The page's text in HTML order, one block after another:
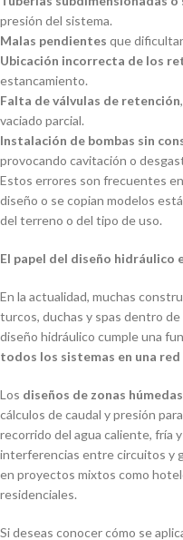
presión del sistema.
Malas pendientes que
Ubicación incorrecta de los
estancamiento.
Falta de válvulas de retención
vaciado parcial.
Instalación de bombas sin
provocando cavitación o
Estos errores son frecuentes
diseño o se copian modelos
del terreno o del tipo de uso.
El papel del diseño hidráulico
En la actualidad, muchas
turcos, duchas y spas dentro de
diseño hidráulico cumple una
todos los sistemas en una
Los diseños de zonas húmedas
cálculos de caudal y presión
recorrido del agua caliente, fría
interferencias entre circuitos y
en proyectos mixtos como
residenciales.
Si deseas conocer cómo se